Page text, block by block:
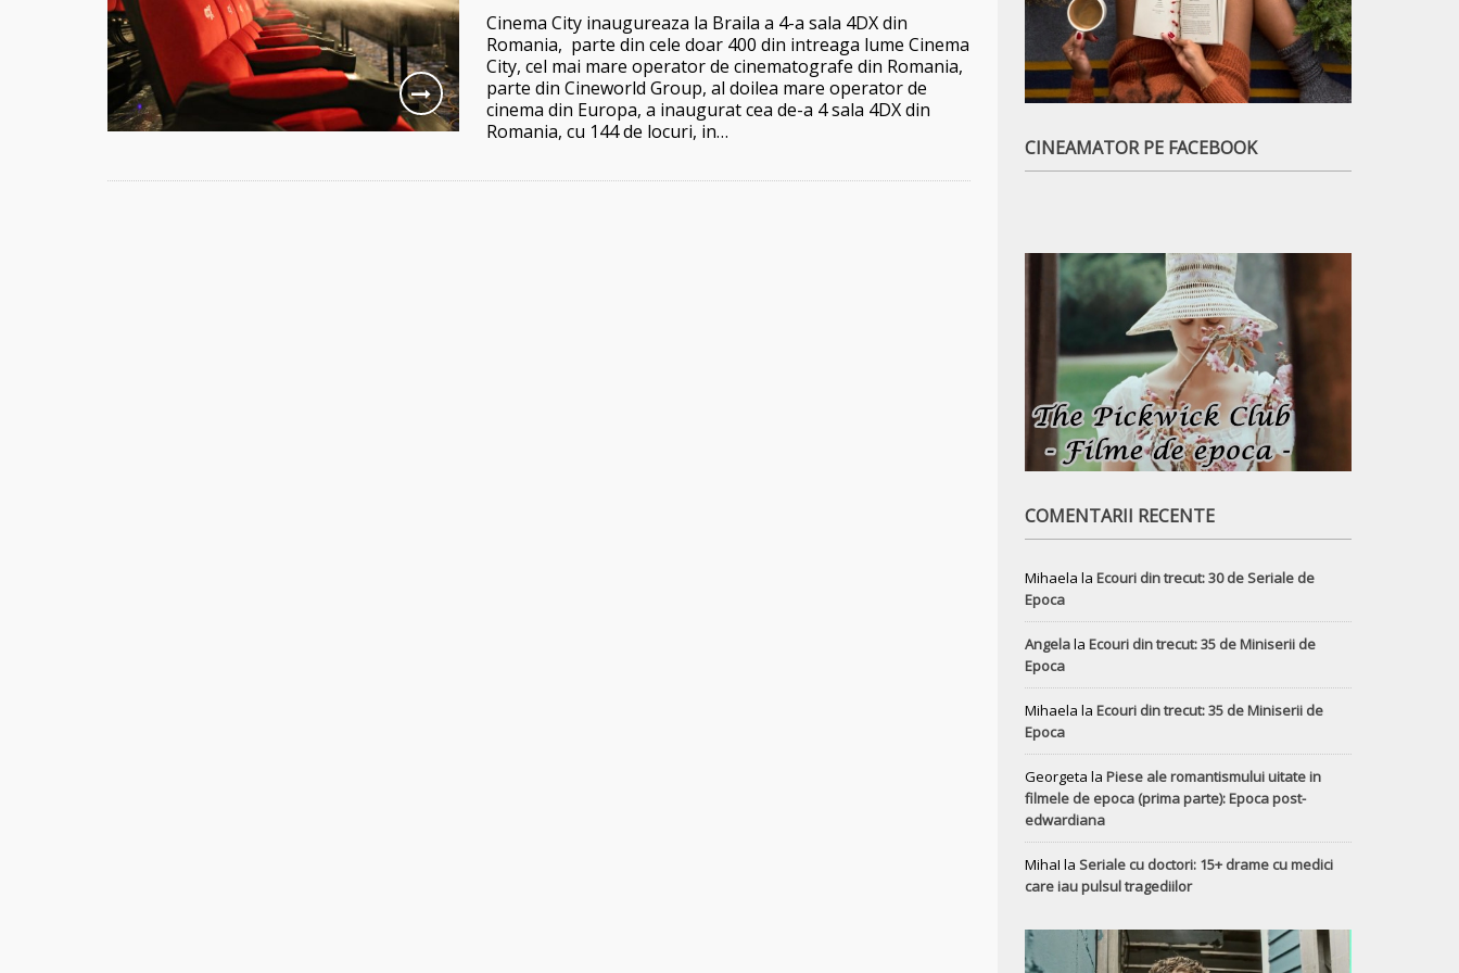
Cinema City inaugureaza la Braila a 4-a sala 4DX din
Romania, parte din cele doar 400 din intreaga lume Cinema
City, cel mai mare operator de cinematografe din Romania,
parte din Cineworld Group, al doilea mare operator de
cinema din Europa, a inaugurat cea de-a 4 sala 4DX din
Romania, cu 144 de locuri, in…
CINEAMATOR PE FACEBOOK
COMENTARII RECENTE
Mihaela la Ecouri din trecut: 30 de Seriale de
Epoca
Angelala Ecouri din trecut: 35 de Miniserii de
Epoca
Mihaela la Ecouri din trecut: 35 de Miniserii de
Epoca
Georgeta la Piese ale romantismului uitate in
filmele de epoca (prima parte): Epoca post-
edwardiana
MihaI la Seriale cu doctori: 15+ drame cu medici
care iau pulsul tragediilor